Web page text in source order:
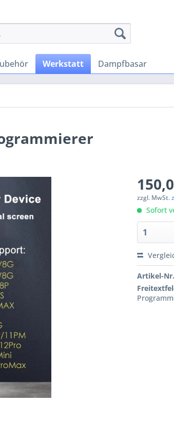
Werkstatt Dampfbasar
zzgl. MwSt.
Sofort
Artikel-